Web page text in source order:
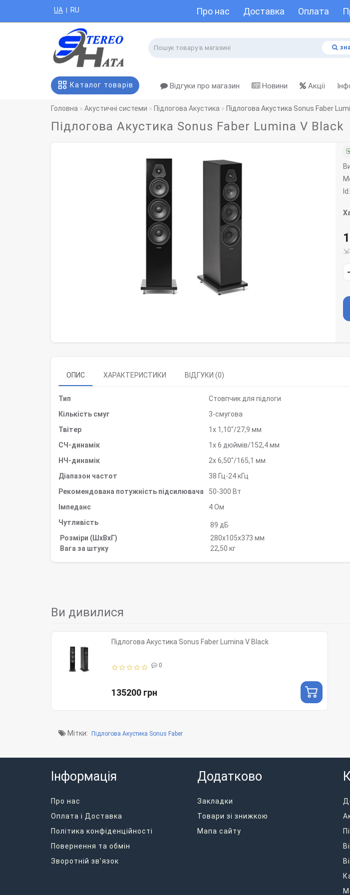
Про нас Доставка Оплата
UA | RU
Каталог товарів Відгуки про магазин Новини Акції
Головна Акустичні системи Підлогова Акустика Підлогова Акустика Sonus Faber
Підлогова Акустика Sonus Faber Lumina V Black
Id:
ОПИС ХАРАКТЕРИСТИКИ ВІДГУКИ (0)
Тип
Стовпчик для підлоги
Кількість смуг
3-смугова
Твітер
1x 1,10"/27,9 мм
СЧ-динамік
1x 6 дюймів/152,4 мм
НЧ-динамік
2x 6,50"/165,1 мм
Діапазон частот
38 Гц-24 кГц
Рекомендована потужність підсилювача
50-300 Вт
Імпеданс
4 Ом
Чутливість
89 дБ
Розміри (ШхВхГ)
280x105x373 мм
Вага за штуку
22,50 кг
Ви дивилися
Підлогова Акустика Sonus Faber Lumina V Black
0
135200 грн
Мітки: Підлогова Акустика Sonus Faber
Інформація
Про нас
Оплата і Доставка
Політика конфіденційності
Повернення та обмін
Зворотній зв’язок
Додатково
Закладки
Товари зі знижкою
Мапа сайту